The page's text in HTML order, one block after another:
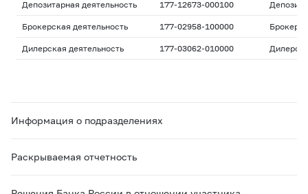
Депозитарная деятельность 177-12673-000100
Брокерская деятельность 177-02958-100000
Дилерская деятельность 177-03062-010000
Информация о подразделениях
Раскрываемая отчетность